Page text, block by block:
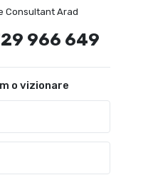
Consultant Arad
966 649
o vizionare